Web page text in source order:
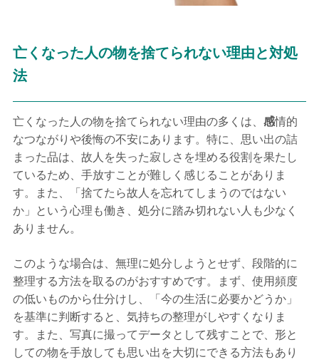
亡くなった人の物を捨てられない理由と対処
法
亡くなった人の物を捨てられない理由の多くは、 感情的
なつながりや後悔の不安にあります。特に、思い出の詰
まった品は、故人を失った寂しさを埋める役割を果たし
ているため、手放すことが難しく感じることがありま
す。また、「捨てたら故人を忘れてしまうのではない
か」という心理も働き、処分に踏み切れない人も少なく
ありません。
このような場合は、無理に処分しようとせず、段階的に
整理する方法を取るのがおすすめです。まず、使用頻度
の低いものから仕分けし、「今の生活に必要かどうか」
を基準に判断すると、気持ちの整理がしやすくなりま
す。また、写真に撮ってデータとして残すことで、形と
しての物を手放しても思い出を大切にできる方法もあり